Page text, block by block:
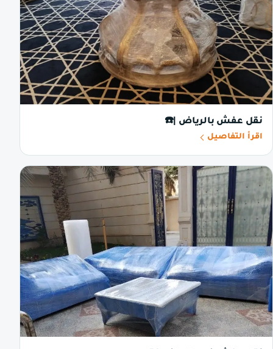
نقل عفش بالرياض |☎️
اقرأ التفاصيل